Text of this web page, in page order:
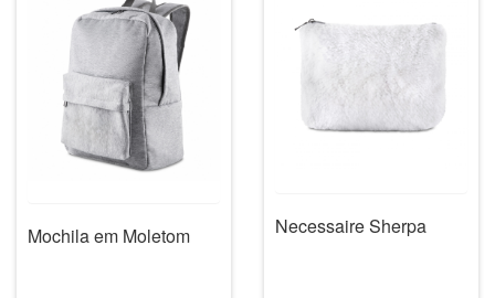
Mochila em Moletom Necessaire Sherpa